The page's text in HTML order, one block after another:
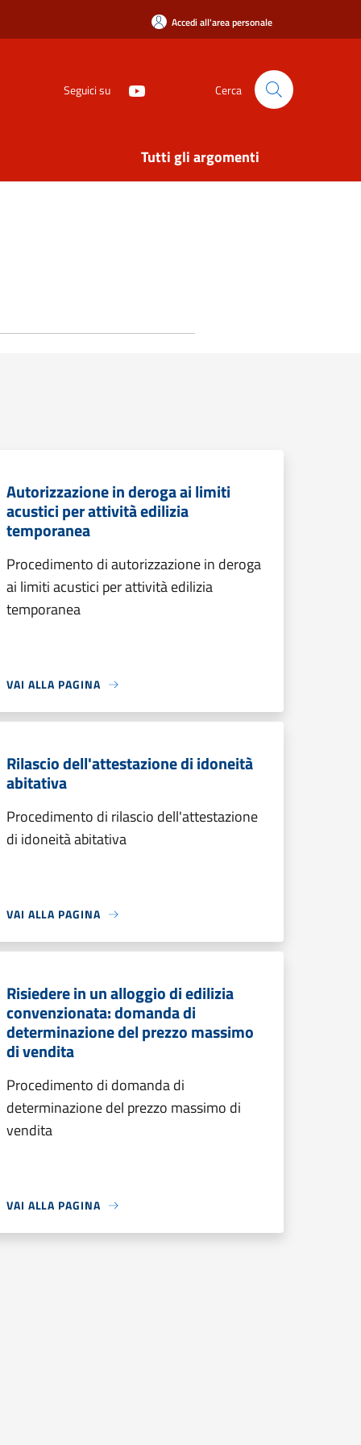
Accedi all'area personale
Seguici su Cerca
Tutti gli argomenti
Autorizzazione in deroga ai limiti
acustici per attività edilizia
temporanea
Procedimento di autorizzazione in deroga
ai limiti acustici per attività edilizia
temporanea
VAI ALLA PAGINA
Rilascio dell'attestazione di idoneità
abitativa
Procedimento di rilascio dell'attestazione
di idoneità abitativa
VAI ALLA PAGINA
Risiedere in un alloggio di edilizia
convenzionata: domanda di
determinazione del prezzo massimo
di vendita
Procedimento di domanda di
determinazione del prezzo massimo di
vendita
VAI ALLA PAGINA